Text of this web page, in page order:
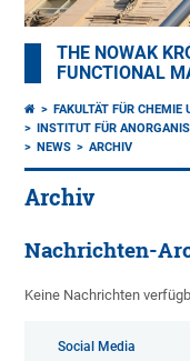
THE NOWAK
FUNCTIONAL
FAKULTÄT FÜR
INSTITUT FÜR
NEWS
ARCHIV
Archiv
Nachrichten-
Keine Nachrichten
Social Media